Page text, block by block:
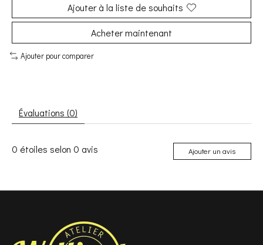
Ajouter à la liste de souhaits
Acheter maintenant
Ajouter pour comparer
Évaluations (0)
0 étoiles selon 0 avis Ajouter un avis